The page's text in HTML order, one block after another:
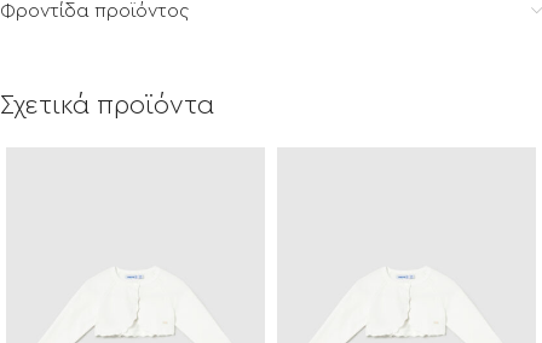
Φροντίδα προϊόντος
Σχετικά προϊόντα